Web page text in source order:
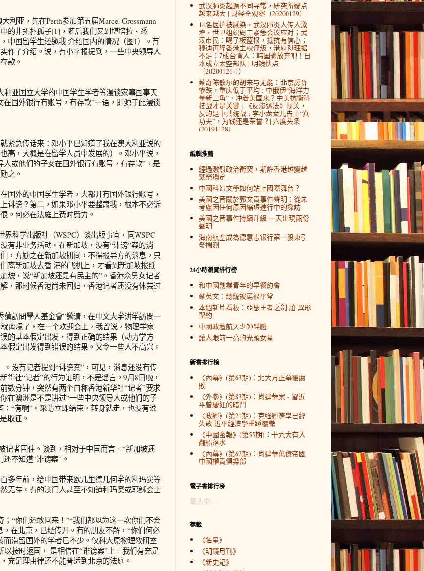
利亚，先在Perth参加第五届Marcel Grossmann
的非拓扑孤子[1]，随后我们又到堪培拉、悉
中国留学生还邀我 介绍国内的情况（图1）。有
作了介绍。说，有小字报提到，一些中央领导人
款。
利亚国立大学的中国学生学者等漫谈家事国事天
国外银行有账号，有存款”一语，即源于此漫谈
紧急传话来：邓小平已知道了我在澳大利亚说的
高，大概是在留学人员中发展的）。邓小平说，
或他们的子女在国外银行有账号，有存款”，是
之。
国外的中国学生学者，大都开有国外银行账号，
诽谤？第二，如果邓小平要整肃我，根本不必诉
。何必在法庭上费时费力。
科学出版社（WSPC）谈出版事宜，同WSPC
有非业务活动。在新加坡，没有“诽谤”案的消
，方励之在新加坡期间，不得报导方的消息，只
离新加坡去香 港的飞机上，才看到新加坡报纸
坡，说“新加坡还是有民主的”。香港众男女记者
，那时候香港尚未回归，香港记者还没有体尝过
蓮訪問學人基金會”邀请，在中文大学讲学訪問一
离境了。在一个欢迎会上，我曾说，物理学家
的基本假定出发，得到正确的结果（动力学方
假定出发得到错误的结果。又令一些人不高兴。
没有记者提到“诽谤案”，可见，消息还没有传
华社“记者”的行为证明，不是谣言。9月8日晚，
数分钟，突然有两个自称香港新华社“记者”要求
在澳洲是不是讲过“一些中央领导人或他们的子
“有啊”。采访立即结束，转身就走，也没有说
取证。
记者围住。谈到，相对于中国而言，“新加坡还
不知道“诽谤案”。
多年前，给中国带来欧几里德几何学的利玛窦等
无存。有的澳门人甚至不知道利玛窦或耶稣会士
“你们还敢回来！”“我们都以为这一次你们不会
，在北京，已经传开。有的朋友不解，“你们何必
而滞留国外的学者已不少。仅科大原物理教研室
按时返国， 是相信在“诽谤案”上，我们有充足
充足理由律还不能普适到北京的法庭。
武汉肺炎起源不同寻常，研究所疑点
越来越大 | 财经全观察（20200129）
14名医护被感染，武汉肺炎人传人激
增，世卫组织周三紧急会议应对；武
汉市民：喝了板蓝根，抵抗有信心；
穆迪再降香港主权评级，港府怼理据
不足；7成台湾人：韩国瑜放弃吧！日
本成立太空部队 | 明镜快点
（20200121-1）
蔡奇陈敏尔的胡来与无能：北京房价
惨跌，重庆低于平均 ; 中俄伊“海洋力
量新三角”，冲着美国来？中美抗衡科
技战才是关键 ; 《反渗透法》闯关，
反的是中共统战 ; 李小龙女儿告上“真
功夫”，为钱还是荣誉？| 六度头条
(20191128)
編輯推薦
經過激烈政治衝突，期許香港越變越
繁榮穩定
中國科幻文學如何站上國際舞台？
美國之音關於郭文貴事件聲明：從未
考慮因任何原因縮短進行中的採訪
美國之音事件持續升級 一天出現兩份
聲明
海南航空成為德意志银行第一股東引
發揣測
24小時瀏覽排行榜
和中國創業青年的早餐約會
蔡英文：總統被罵很平常
本週新片看板：亞瑟王者之劍 尬 異形
聖約
中國政壇航天少帥群體
讓人眼前一亮的光頭女星
新書排行榜
《內幕》(第63期)：北大方正幕後腐
敗
《外參》(第83期)：肖建華案 - 習近
平曾慶紅的暗鬥
《政經》(第21期)：克強經濟學已經
失敗 近平經濟學重蹈覆轍
《中國密報》(第55期)：十九大有人
翻船落水
《內幕》(第62期)：肖建華萬億帝國
中國權貴俱樂部
電子書排行榜
載入中…
標籤
《名星》
《明鏡月刊》
《新史記》